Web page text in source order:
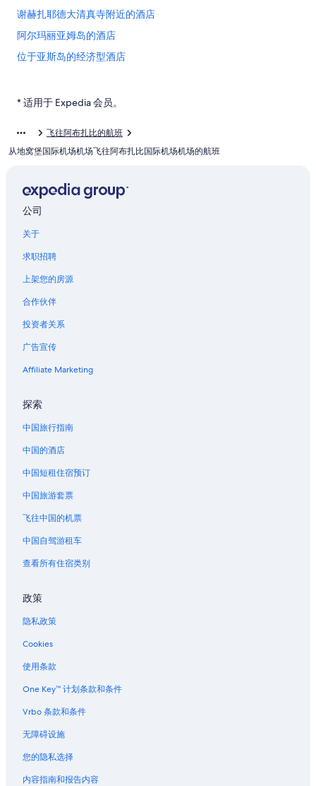
谢赫扎耶德大清真寺附近的酒店
阿尔玛丽亚姆岛的酒店
位于亚斯岛的经济型酒店
阿布扎比酋长国的公寓酒店
位于阿布扎比酋长国的娱乐场酒店
位于阿布扎比酋长国的高尔夫酒店
位于阿布扎比酋长国的豪华酒店
* 适用于 Expedia 会员。
飞往阿布扎比的航班
从地窝堡国际机场机场飞往阿布扎比国际机场机场的航班
公司
关于
求职招聘
上架您的房源
合作伙伴
投资者关系
广告宣传
Affiliate Marketing
探索
中国旅行指南
中国的酒店
中国短租住宿预订
中国旅游套票
飞往中国的机票
中国自驾游租车
查看所有住宿类别
政策
隐私政策
Cookies
使用条款
One Key™ 计划条款和条件
Vrbo 条款和条件
无障碍设施
您的隐私选择
内容指南和报告内容